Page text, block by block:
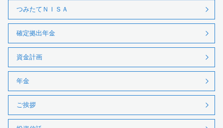
つみたてＮＩＳＡ
確定拠出年金
資金計画
年金
ご挨拶